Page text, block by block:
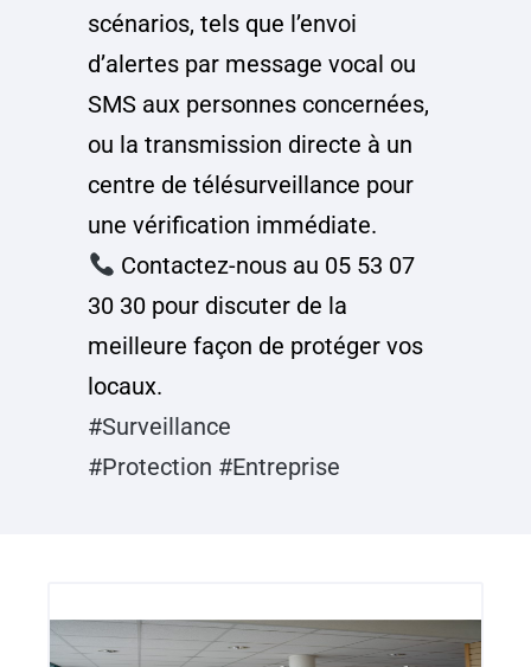
scénarios, tels que l’envoi
d’alertes par message vocal ou
SMS aux personnes concernées,
ou la transmission directe à un
centre de télésurveillance pour
une vérification immédiate.
Contactez-nous au 05 53 07
30 30 pour discuter de la
meilleure façon de protéger vos
locaux.
#Surveillance
#Protection #Entreprise